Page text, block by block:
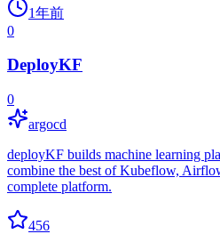
1年前
0
DeployKF
0
argocd
deployKF builds machine learning
combine the best of Kubeflow,
complete platform.
456